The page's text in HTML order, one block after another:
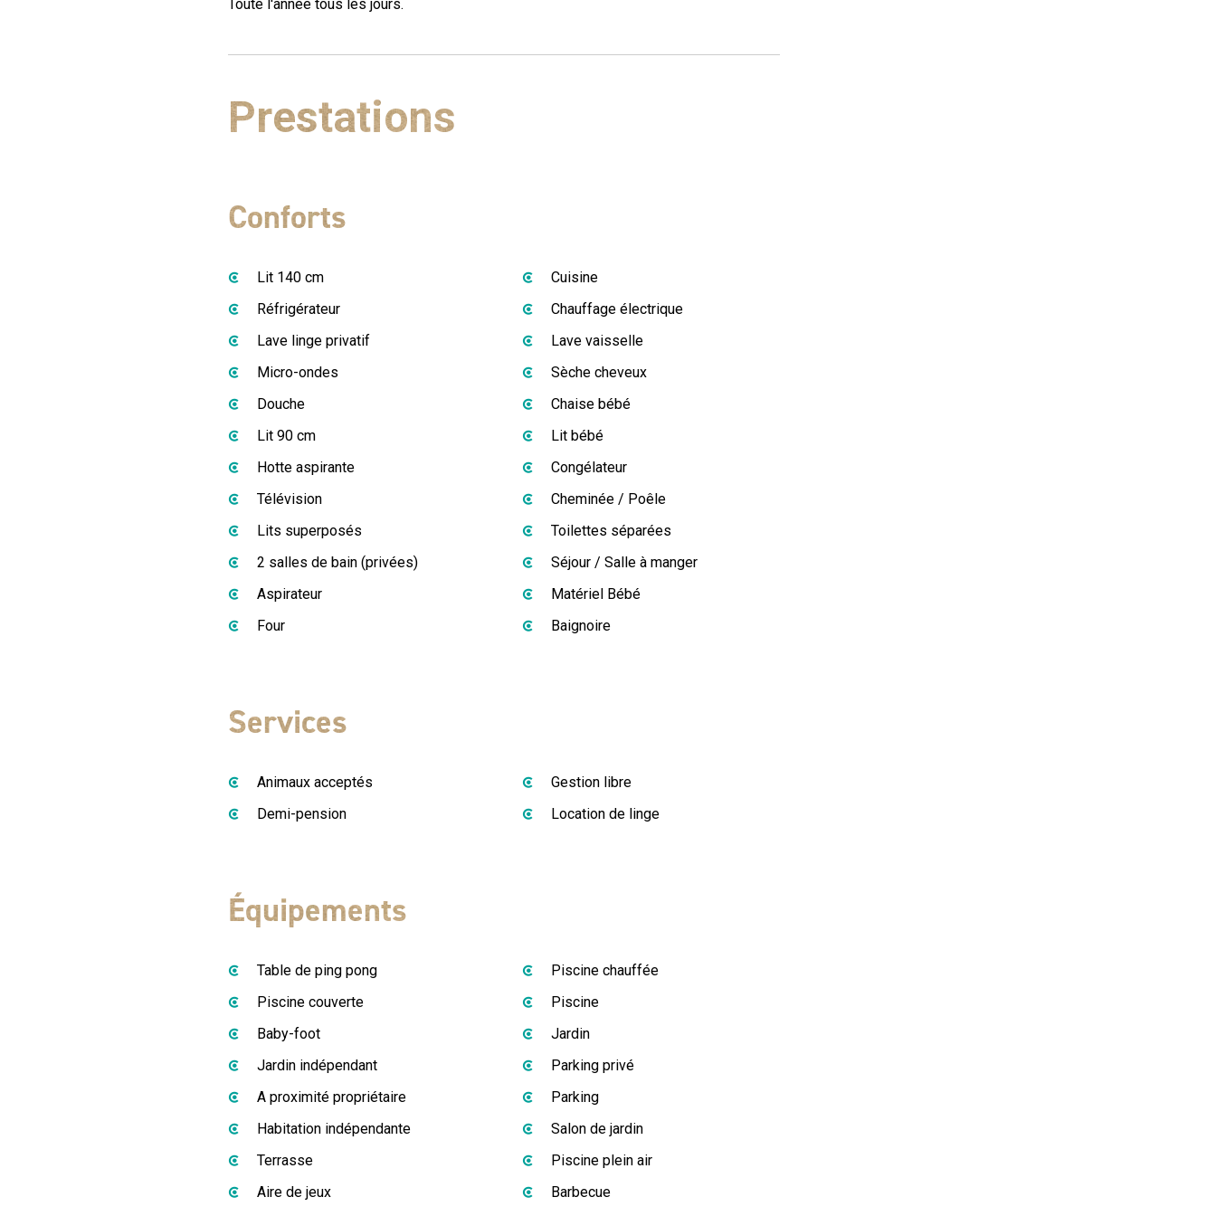
Toute l'année tous les jours.
Prestations
Conforts
Lit 140 cm
Cuisine
Réfrigérateur
Chauffage électrique
Lave linge privatif
Lave vaisselle
Micro-ondes
Sèche cheveux
Douche
Chaise bébé
Lit 90 cm
Lit bébé
Hotte aspirante
Congélateur
Télévision
Cheminée / Poêle
Lits superposés
Toilettes séparées
2 salles de bain (privées)
Séjour / Salle à manger
Aspirateur
Matériel Bébé
Four
Baignoire
Services
Animaux acceptés
Gestion libre
Demi-pension
Location de linge
Équipements
Table de ping pong
Piscine chauffée
Piscine couverte
Piscine
Baby-foot
Jardin
Jardin indépendant
Parking privé
A proximité propriétaire
Parking
Habitation indépendante
Salon de jardin
Terrasse
Piscine plein air
Aire de jeux
Barbecue